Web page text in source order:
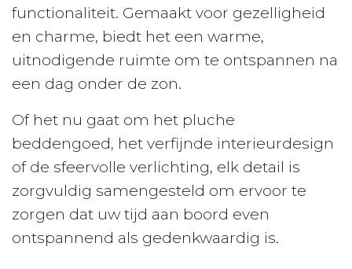
functionaliteit. Gemaakt voor gezelligheid
en charme, biedt het een warme,
uitnodigende ruimte om te ontspannen na
een dag onder de zon.
Of het nu gaat om het pluche
beddengoed, het verfijnde interieurdesign
of de sfeervolle verlichting, elk detail is
zorgvuldig samengesteld om ervoor te
zorgen dat uw tijd aan boord even
ontspannend als gedenkwaardig is.